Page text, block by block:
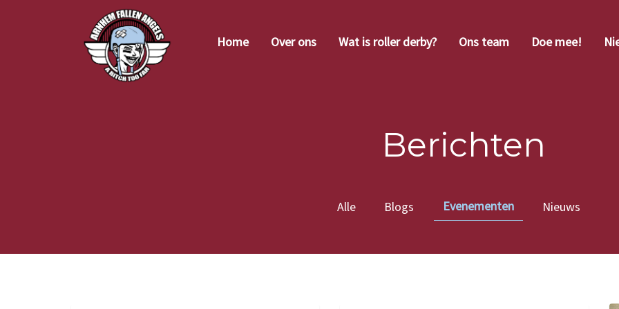
Home Over ons Wat is roller derby? Ons team Doe mee!
Berichten
Alle Blogs Evenementen Nieuws